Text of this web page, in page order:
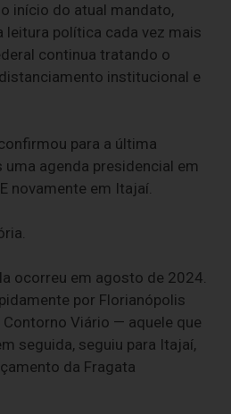
início do atual mandato,
leitura política cada vez mais
continua tratando o
institucional e
para a última
agenda presidencial em
novamente em Itajaí.
ocorreu em agosto de 2024.
por Florianópolis
Viário — aquele que
seguida, seguiu para Itajaí,
da Fragata